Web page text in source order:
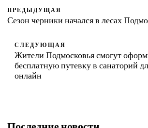
ПРЕДЫДУЩАЯ
Сезон черники начался в лесах
СЛЕДУЮЩАЯ
Жители Подмосковья смогут
бесплатную путевку в санаторий
онлайн
Последние новости